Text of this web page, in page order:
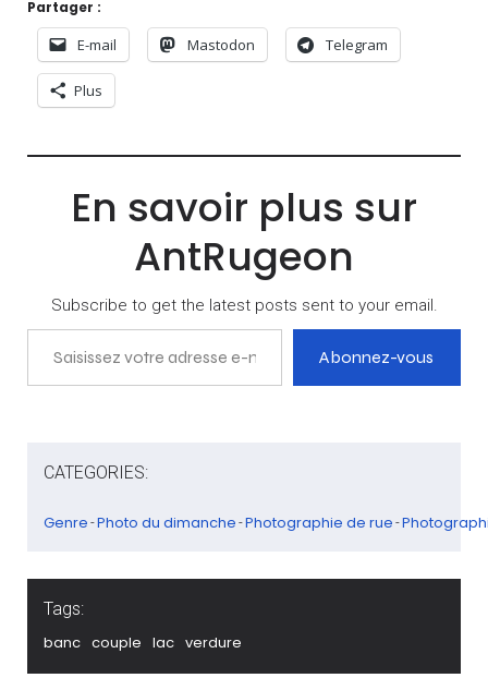
Partager :
E-mail Mastodon Telegram
Plus
En savoir plus sur
AntRugeon
Subscribe to get the latest posts sent to your email.
Saisissez votre adresse e-mail…
Abonnez-vous
CATEGORIES:
Genre -Photo du dimanche -Photographie de rue -
Tags:
banc couple lac verdure